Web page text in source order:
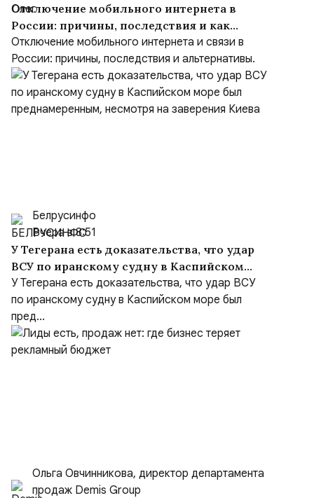
Отключение мобильного интернета в
России: причины, последствия и как
оставаться на связи
Отключение мобильного интернета и связи в
России: причины, последствия и альтернативы.
Белрусинфо
Вчера в 8:51
У Тегерана есть доказательства, что удар
ВСУ по иранскому судну в Каспийском
море был преднамеренным, несмотря на
заверения Киева
У Тегерана есть доказательства, что удар ВСУ
по иранскому судну в Каспийском море был
пред...
Ольга Овчинникова, директор департамента
продаж Demis Group